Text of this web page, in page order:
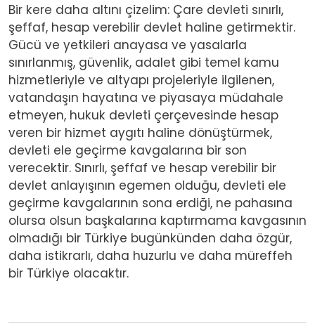
Bir kere daha altını çizelim: Çare devleti sınırlı,
şeffaf, hesap verebilir devlet haline getirmektir.
Gücü ve yetkileri anayasa ve yasalarla
sınırlanmış, güvenlik, adalet gibi temel kamu
hizmetleriyle ve altyapı projeleriyle ilgilenen,
vatandaşın hayatına ve piyasaya müdahale
etmeyen, hukuk devleti çerçevesinde hesap
veren bir hizmet aygıtı haline dönüştürmek,
devleti ele geçirme kavgalarına bir son
verecektir. Sınırlı, şeffaf ve hesap verebilir bir
devlet anlayışının egemen olduğu, devleti ele
geçirme kavgalarının sona erdiği, ne pahasına
olursa olsun başkalarına kaptırmama kavgasının
olmadığı bir Türkiye bugünkünden daha özgür,
daha istikrarlı, daha huzurlu ve daha müreffeh
bir Türkiye olacaktır.